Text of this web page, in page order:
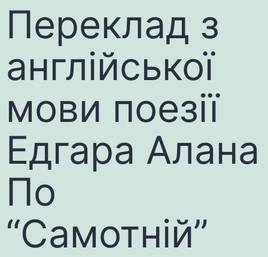
Переклад з
англійської
мови поезії
Едгара Алана
По
“Самотній”